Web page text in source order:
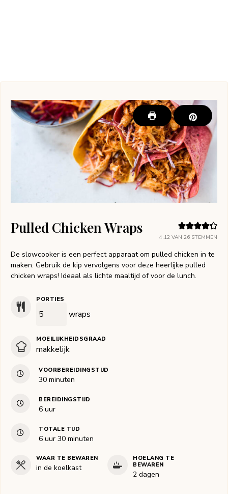
4.12 VAN 26 STEMMEN
Pulled Chicken Wraps
De slowcooker is een perfect apparaat om pulled chicken in te
maken. Gebruik de kip vervolgens voor deze heerlijke pulled
chicken wraps! Ideaal als lichte maaltijd of voor de lunch.
PORTIES
wraps
MOEILIJKHEIDSGRAAD
makkelijk
VOORBEREIDINGSTIJD
30minuten
minuten
BEREIDINGSTIJD
6uur
uur
TOTALE TIJD
6uur
uur 30minuten
minuten
WAAR TE BEWAREN
in de koelkast
HOELANG TE
BEWAREN
2 dagen